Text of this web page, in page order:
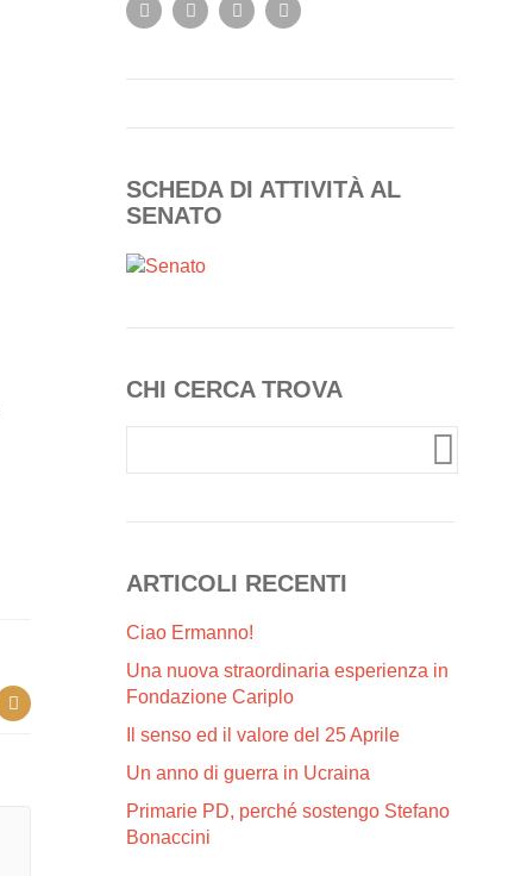
SCHEDA DI ATTIVITÀ AL
SENATO
CHI CERCA TROVA
ARTICOLI RECENTI
Ciao Ermanno!
Una nuova straordinaria esperienza in
Fondazione Cariplo
Il senso ed il valore del 25 Aprile
Un anno di guerra in Ucraina
Primarie PD, perché sostengo Stefano
Bonaccini